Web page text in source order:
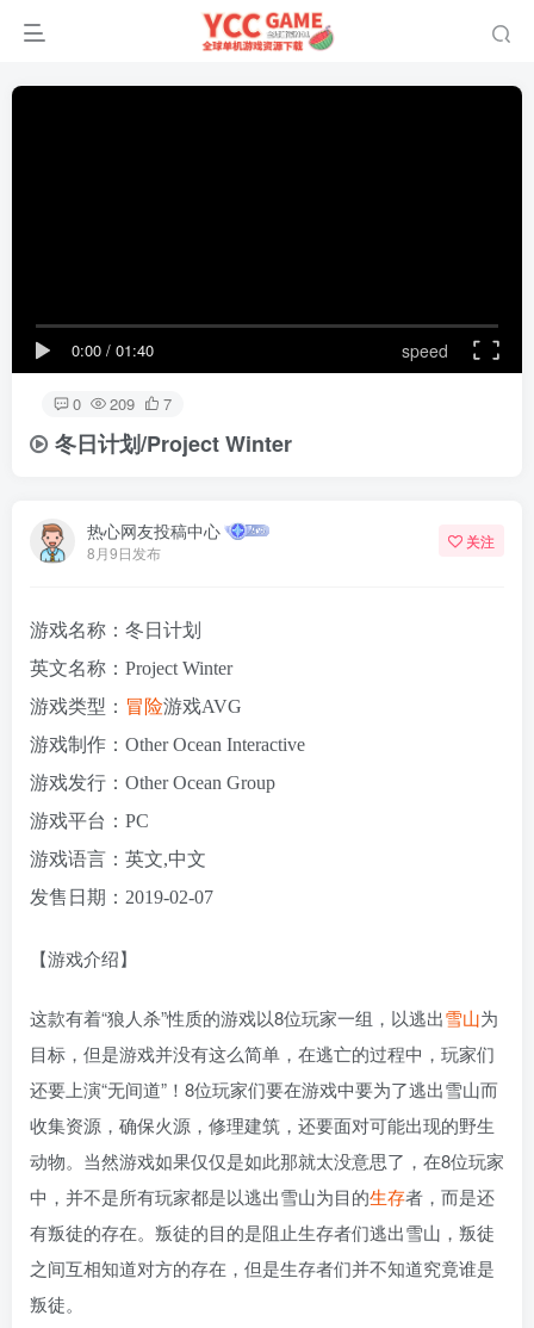
0:00 / 01:40 speed
0 209 7
冬日计划/Project Winter
热心网友投稿中心
8月9日发布
关注
游戏名称：冬日计划
英文名称：Project Winter
游戏类型： 冒险游戏AVG
游戏制作：Other Ocean Interactive
游戏发行：Other Ocean Group
游戏平台：PC
游戏语言：英文,中文
发售日期：2019-02-07
【游戏介绍】
这款有着“狼人杀”性质的游戏以8位玩家一组，以逃出雪山为
目标，但是游戏并没有这么简单，在逃亡的过程中，玩家们
还要上演“无间道”！8位玩家们要在游戏中要为了逃出雪山而
收集资源，确保火源，修理建筑，还要面对可能出现的野生
动物。当然游戏如果仅仅是如此那就太没意思了，在8位玩家
中，并不是所有玩家都是以逃出雪山为目的生存者，而是还
有叛徒的存在。叛徒的目的是阻止生存者们逃出雪山，叛徒
之间互相知道对方的存在，但是生存者们并不知道究竟谁是
叛徒。